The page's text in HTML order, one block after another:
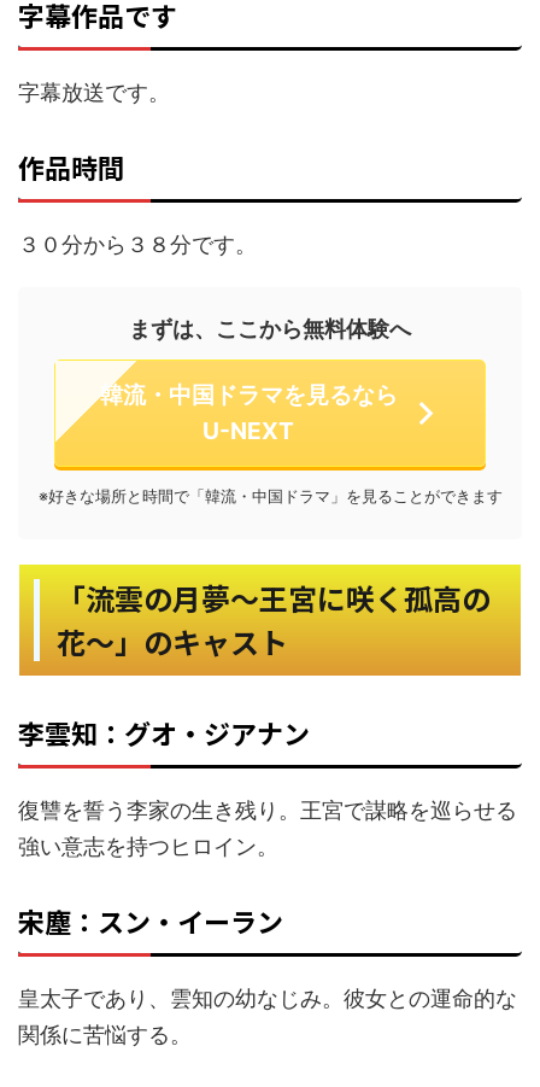
字幕作品です
字幕放送です。
作品時間
３０分から３８分です。
まずは、ここから無料体験へ
韓流・中国ドラマを見るなら
U-NEXT
※好きな場所と時間で「韓流・中国ドラマ」を見ることができます
「流雲の月夢～王宮に咲く孤高の
花～」のキャスト
李雲知：グオ・ジアナン
復讐を誓う李家の生き残り。王宮で謀略を巡らせる
強い意志を持つヒロイン。
宋塵：スン・イーラン
皇太子であり、雲知の幼なじみ。彼女との運命的な
関係に苦悩する。